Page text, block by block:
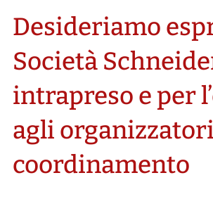
Desideriamo
Società
intrapreso e per
agli
coordinamento